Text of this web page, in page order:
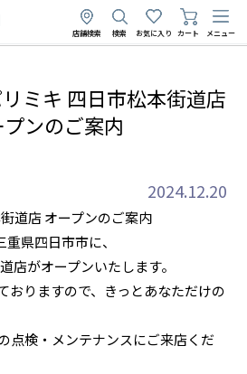
店舗検索 検索 お気に入り カート メニュー
リミキ 四日市松本街道店
ンのご案内
2024.12.20
県四日市市に、
店がオープンいたします。
おりますので、きっとあなただけの
点検・メンテナンスにご来店くだ